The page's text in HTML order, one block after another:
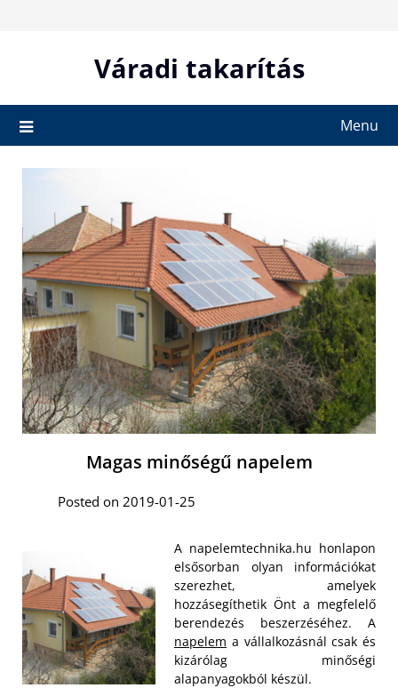
Váradi takarítás
Menu
Magas minőségű napelem
Posted on 2019-01-25
A napelemtechnika.hu honlapon
elsősorban olyan információkat
szerezhet, amelyek
hozzásegíthetik Önt a megfelelő
berendezés beszerzéséhez. A
napelem a vállalkozásnál csak és
kizárólag minőségi
alapanyagokból készül.